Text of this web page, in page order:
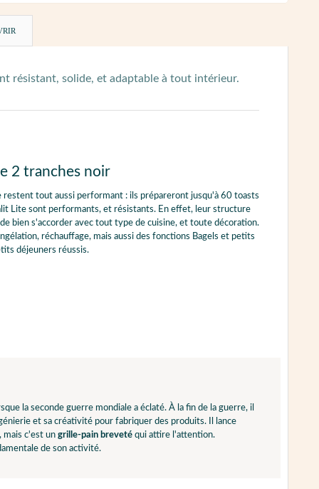
résistant, solide, et adaptable à tout intérieur.
2 tranches noir
restent tout aussi performant : ils prépareront jusqu'à 60 toasts
Lite sont performants, et résistants. En effet, leur structure
bien s'accorder avec tout type de cuisine, et toute décoration.
réchauffage, mais aussi des fonctions Bagels et petits
déjeuners réussis.
la seconde guerre mondiale a éclaté. À la fin de la guerre, il
et sa créativité pour fabriquer des produits. Il lance
, mais c'est un grille-pain breveté qui attire l'attention.
de son activité.